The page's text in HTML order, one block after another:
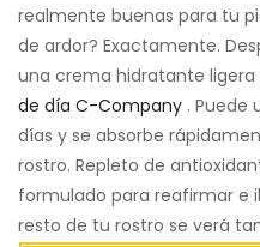
realmente buenas para tu
de ardor? Exactamente.
una crema hidratante ligera
de día C-Company . Puede
días y se absorbe
rostro. Repleto de
formulado para reafirmar e
resto de tu rostro se verá